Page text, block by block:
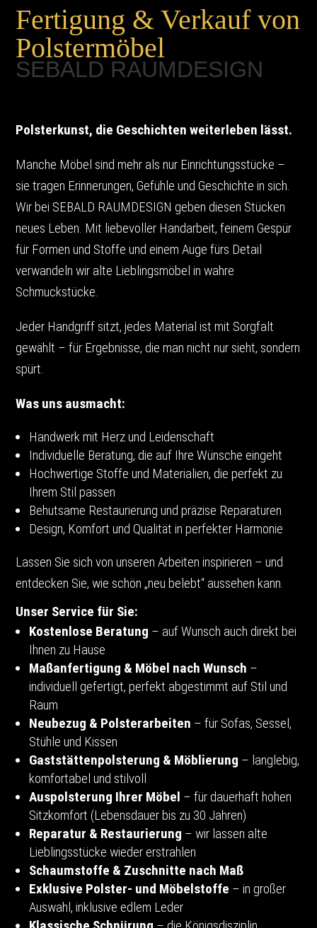
Fertigung & Verkauf von
Polstermöbel
SEBALD RAUMDESIGN
Polsterkunst, die Geschichten weiterleben lässt.
Manche Möbel sind mehr als nur Einrichtungsstücke –
sie tragen Erinnerungen, Gefühle und Geschichte in sich.
Wir bei SEBALD RAUMDESIGN geben diesen Stücken
neues Leben. Mit liebevoller Handarbeit, feinem Gespür
für Formen und Stoffe und einem Auge fürs Detail
verwandeln wir alte Lieblingsmöbel in wahre
Schmuckstücke.
Jeder Handgriff sitzt, jedes Material ist mit Sorgfalt
gewählt – für Ergebnisse, die man nicht nur sieht, sondern
spürt.
Was uns ausmacht:
Handwerk mit Herz und Leidenschaft
Individuelle Beratung, die auf Ihre Wünsche eingeht
Hochwertige Stoffe und Materialien, die perfekt zu
Ihrem Stil passen
Behutsame Restaurierung und präzise Reparaturen
Design, Komfort und Qualität in perfekter Harmonie
Lassen Sie sich von unseren Arbeiten inspirieren – und
entdecken Sie, wie schön „neu belebt“ aussehen kann.
Unser Service für Sie:
Kostenlose Beratung – auf Wunsch auch direkt bei
Ihnen zu Hause
Maßanfertigung & Möbel nach Wunsch –
individuell gefertigt, perfekt abgestimmt auf Stil und
Raum
Neubezug & Polsterarbeiten – für Sofas, Sessel,
Stühle und Kissen
Gaststättenpolsterung & Möblierung – langlebig,
komfortabel und stilvoll
Auspolsterung Ihrer Möbel – für dauerhaft hohen
Sitzkomfort (Lebensdauer bis zu 30 Jahren)
Reparatur & Restaurierung – wir lassen alte
Lieblingsstücke wieder erstrahlen
Schaumstoffe & Zuschnitte nach Maß
Exklusive Polster- und Möbelstoffe – in großer
Auswahl, inklusive edlem Leder